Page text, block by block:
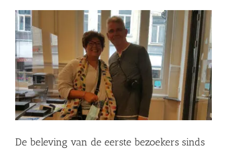
Shop
Over Ons
BEZOEK
Bekijk
grotere
afbeelding
De beleving van de eerste bezoekers sinds